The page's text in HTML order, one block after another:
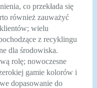
co przekłada się
również zauważyć
wielu
z recyklingu
dla środowiska.
rolę; nowoczesne
gamie kolorów i
dopasowanie do